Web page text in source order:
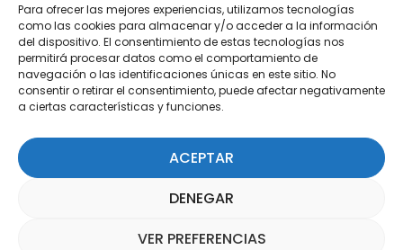
Para ofrecer las mejores experiencias, utilizamos tecnologías
como las cookies para almacenar y/o acceder a la información
del dispositivo. El consentimiento de estas tecnologías nos
permitirá procesar datos como el comportamiento de
navegación o las identificaciones únicas en este sitio. No
consentir o retirar el consentimiento, puede afectar negativamente
a ciertas características y funciones.
ACEPTAR
DENEGAR
VER PREFERENCIAS
C/Marie Curie, 35
29590 Campanillas, Málaga
SUSCRÍBETE AQUÍ